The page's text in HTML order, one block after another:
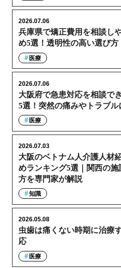
兵庫県で矯正費用を相談し
め5選！透明性の高い選び方
2026.07.06
医療
大阪府で急患対応を相談で
5選！突然の痛みやトラブル
2026.07.06
医療
大阪のベトナム人介護人材
めランキング5選｜関西の
方を専門家が解説
2026.07.03
知識
虫歯は痛くない時期に治療
応
2026.05.08
医療